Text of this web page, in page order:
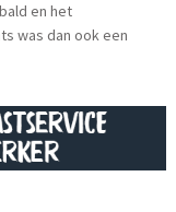
en het
was dan ook een